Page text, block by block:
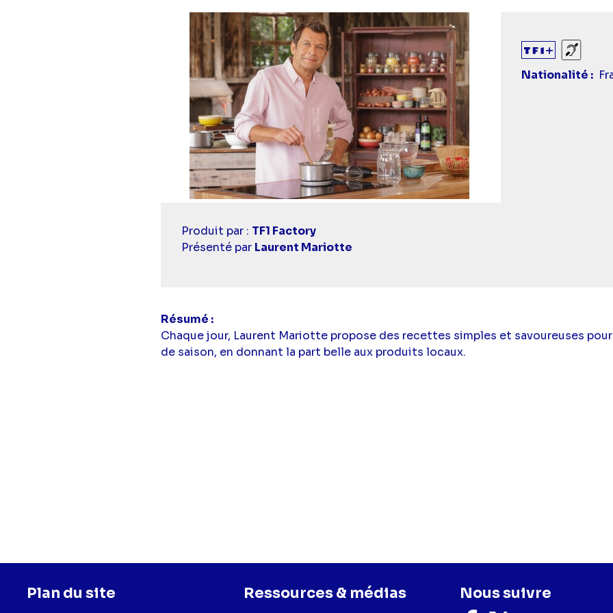
Sourds
Nationalité
Casting
simba
Produit par : TF1 Factory
Présenté par Laurent Mariotte
Résumé
Chaque jour, Laurent Mariotte propose des recettes simples et savoureuses
de saison, en donnant la part belle aux produits locaux.
Plan du site Ressources & médias Nous suivre